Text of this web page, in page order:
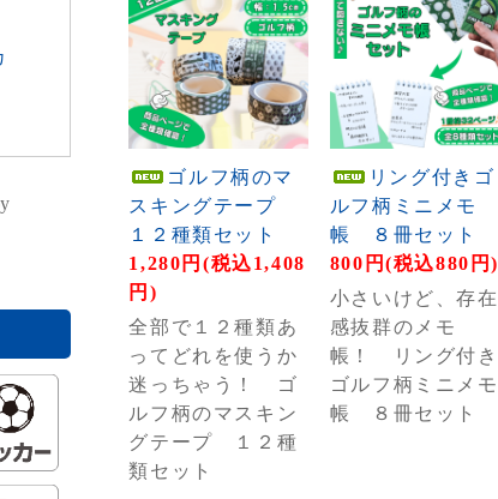
ゴルフ柄のマ
スキングテープ
１２種類セット
1,280円(税込1,408
円)
全部で１２種類あ
ってどれを使うか
迷っちゃう！ ゴ
ルフ柄のマスキン
グテープ １２種
類セット
リング付きゴ
ルフ柄ミニメモ
帳 ８冊セット
800円(税込880円)
小さいけど、存在
感抜群のメモ
帳！ リング付き
ゴルフ柄ミニメモ
帳 ８冊セット